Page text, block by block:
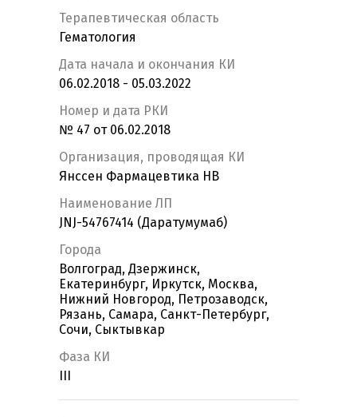
Терапевтическая область
Гематология
Дата начала и окончания КИ
06.02.2018 - 05.03.2022
Номер и дата РКИ
№ 47 от 06.02.2018
Организация, проводящая КИ
Янссен Фармацевтика НВ
Наименование ЛП
JNJ-54767414 (Даратумумаб)
Города
Волгоград, Дзержинск,
Екатеринбург, Иркутск, Москва,
Нижний Новгород, Петрозаводск,
Рязань, Самара, Санкт-Петербург,
Сочи, Сыктывкар
Фаза КИ